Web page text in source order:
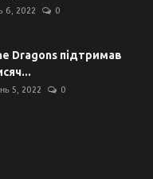
6, 2022 0
Dragons підтримав
5, 2022 0